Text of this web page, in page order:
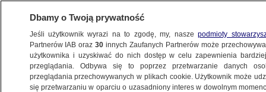
POLSKA
Dbamy o Twoją prywatność
Jeśli użytkownik wyrazi na to zgodę, my, naszepodmioty
Partnerów IAB oraz30 innych Zaufanych Partnerów może
użytkownika i uzyskiwać do nich dostęp w celu zapewnienia
przeglądania. Odbywa się to poprzez przetwarzanie danych
przeglądania przechowywanych w plikach cookie. Użytkownik może
się przetwarzaniu w oparciu o uzasadniony interes w dowolnym